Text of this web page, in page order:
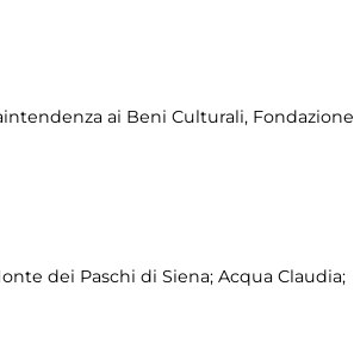
ai Beni Culturali, Fondazione
dei Paschi di Siena; Acqua Claudia;